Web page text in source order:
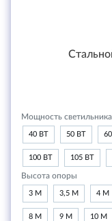
Мощность светильника
40 ВТ 50 ВТ
100 ВТ 105 ВТ
Высота опоры
3 М 3,5 М 4 М
8 М 9 М 10 М